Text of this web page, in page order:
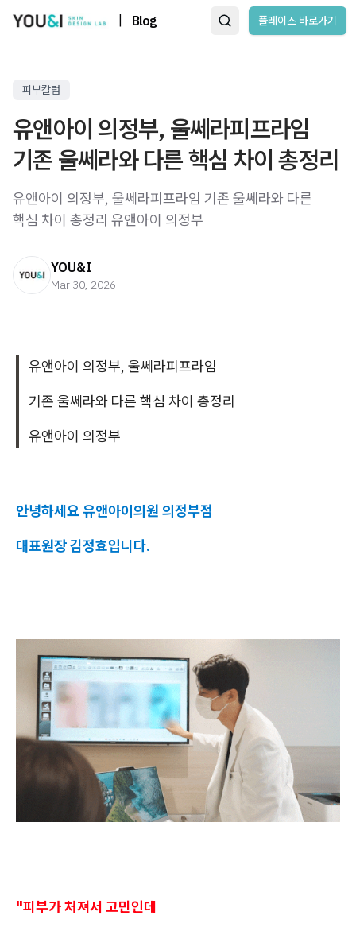
Blog 플레이스 바로가기
피부칼럼
유앤아이 의정부, 울쎄라피프라임
기존 울쎄라와 다른 핵심 차이 총정리
유앤아이 의정부, 울쎄라피프라임 기존 울쎄라와 다른
핵심 차이 총정리 유앤아이 의정부 ​
YOU&I
Mar 30, 2026
유앤아이 의정부, 울쎄라피프라임
기존 울쎄라와 다른 핵심 차이 총정리
유앤아이 의정부
안녕하세요 유앤아이의원 의정부점
대표원장 김정효입니다.
"피부가 처져서 고민인데